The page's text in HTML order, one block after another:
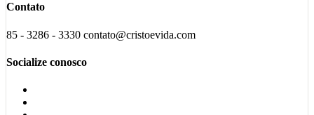
Contato
85 - 3286 - 3330 contato@cristoevida.com
Socialize conosco